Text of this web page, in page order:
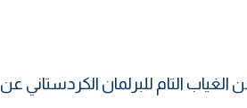
الأول 2024، وبعد نحو عامين من الغياب التام للبرلمان الكردستاني عن